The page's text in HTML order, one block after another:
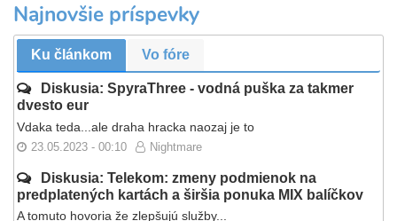
Najnovšie príspevky
Ku článkom Vo fóre
Diskusia: SpyraThree - vodná puška za takmer
dvesto eur
Vdaka teda...ale draha hracka naozaj je to
23.05.2023 - 00:10 Nightmare
Diskusia: Telekom: zmeny podmienok na
predplatených kartách a širšia ponuka MIX balíčkov
A tomuto hovoria že zlepšujú služby...